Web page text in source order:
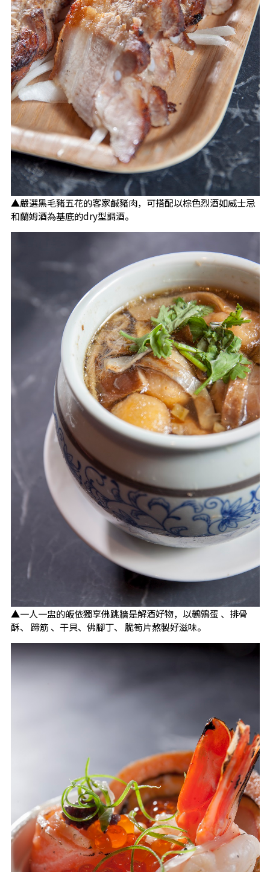
▲嚴選黑毛豬五花的客家鹹豬肉，可搭配以棕色烈酒如威士忌
和蘭姆酒為基底的dry型調酒。
▲一人一盅的皈依獨享佛跳牆是解酒好物，以鵪鶉蛋 、排骨
酥、 蹄筋 、干貝、佛腳丁、 脆筍片熬製好滋味。